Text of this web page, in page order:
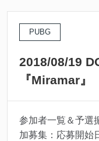
PUBG
2018/08/19
『Miramar』
参加者一覧＆予選
加募集：応募開始